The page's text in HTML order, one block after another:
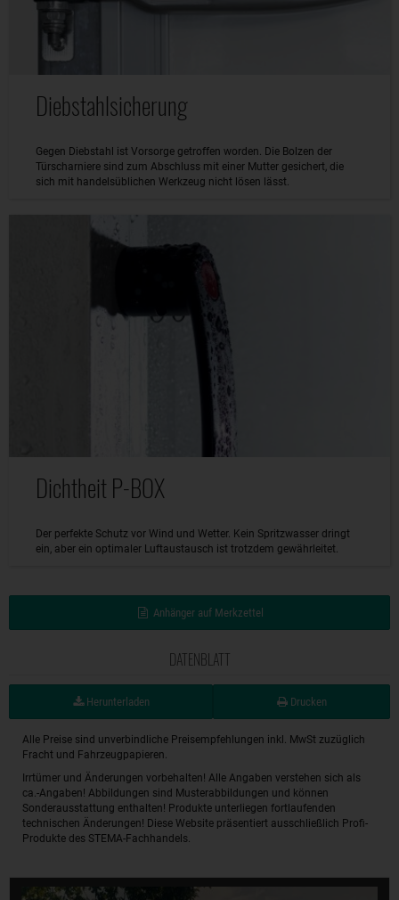
Diebstahlsicherung
Gegen Diebstahl ist Vorsorge getroffen worden. Die Bolzen der
Türscharniere sind zum Abschluss mit einer Mutter gesichert, die
sich mit handelsüblichen Werkzeug nicht lösen lässt.
Dichtheit P-BOX
Der perfekte Schutz vor Wind und Wetter. Kein Spritzwasser dringt
ein, aber ein optimaler Luftaustausch ist trotzdem gewährleitet.
Anhänger auf Merkzettel
DATENBLATT
Herunterladen Drucken
Alle Preise sind unverbindliche Preisempfehlungen inkl. MwSt zuzüglich
Fracht und Fahrzeugpapieren.
Irrtümer und Änderungen vorbehalten! Alle Angaben verstehen sich als
ca.-Angaben! Abbildungen sind Musterabbildungen und können
Sonderausstattung enthalten! Produkte unterliegen fortlaufenden
technischen Änderungen! Diese Website präsentiert ausschließlich Profi-
Produkte des STEMA-Fachhandels.